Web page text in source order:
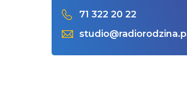
71 322 20 22
studio@radiorodzina.pl